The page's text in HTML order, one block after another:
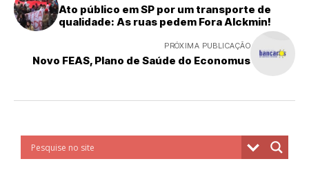
Ato público em SP por um transporte de
qualidade: As ruas pedem Fora Alckmin!
PRÓXIMA PUBLICAÇÃO
Novo FEAS, Plano de Saúde do Economus